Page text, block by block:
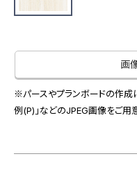
お役立ち資料
サンプル・カタログ請求／お問い
スペースソリューション事業
オフィスソリューション事業
会社情報
画
※パースやプランボードの作成に
例(P)」などのJPEG画像をご用